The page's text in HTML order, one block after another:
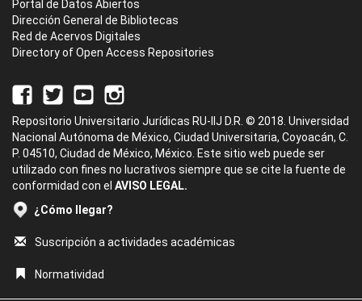
Portal de Datos Abiertos
Dirección General de Bibliotecas
Red de Acervos Digitales
Directory of Open Access Repositories
Repositorio Universitario Jurídicas RU-IIJ D.R. © 2018. Universidad
Nacional Autónoma de México, Ciudad Universitaria, Coyoacán, C.
P. 04510, Ciudad de México, México. Este sitio web puede ser
utilizado con fines no lucrativos siempre que se cite la fuente de
conformidad con el AVISO LEGAL.
¿Cómo llegar?
Suscripción a actividades académicas
Normatividad